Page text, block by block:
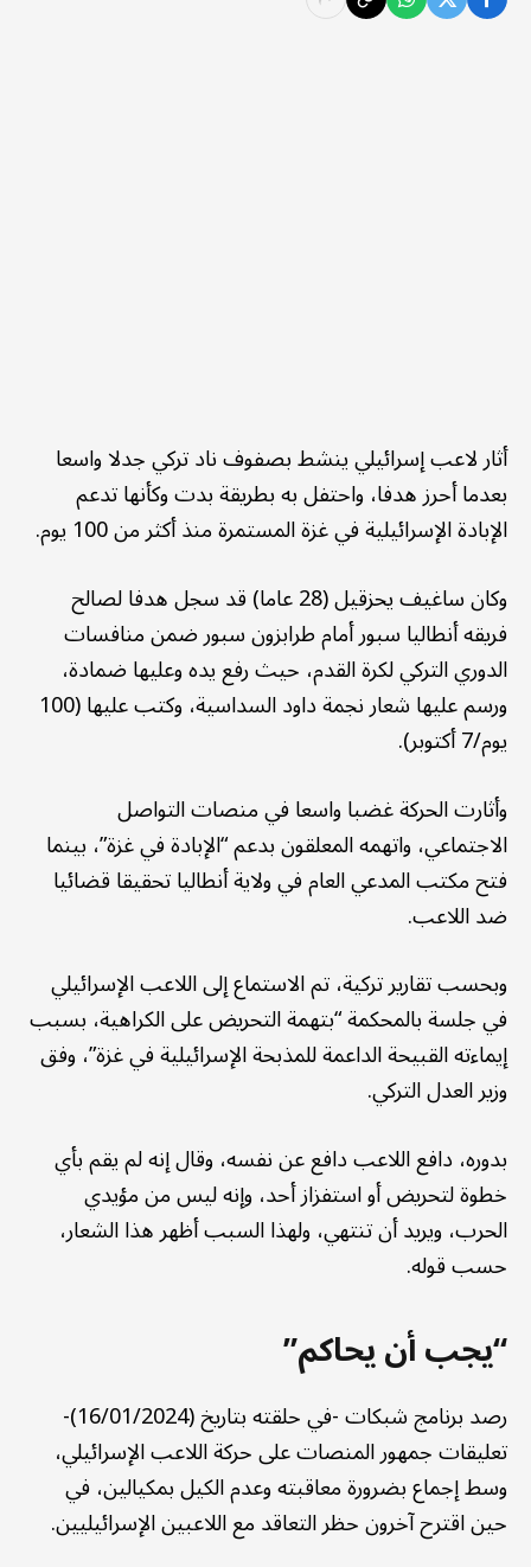
أثار لاعب إسرائيلي ينشط بصفوف ناد تركي جدلا واسعا
بعدما أحرز هدفا، واحتفل به بطريقة بدت وكأنها تدعم
الإبادة الإسرائيلية في غزة المستمرة منذ أكثر من 100 يوم.
وكان ساغيف يحزقيل (28 عاما) قد سجل هدفا لصالح
فريقه أنطاليا سبور أمام طرابزون سبور ضمن منافسات
الدوري التركي لكرة القدم، حيث رفع يده وعليها ضمادة،
ورسم عليها شعار نجمة داود السداسية، وكتب عليها (100
يوم/7 أكتوبر).
وأثارت الحركة غضبا واسعا في منصات التواصل
الاجتماعي، واتهمه المعلقون بدعم “الإبادة في غزة”، بينما
فتح مكتب المدعي العام في ولاية أنطاليا تحقيقا قضائيا
ضد اللاعب.
وبحسب تقارير تركية، تم الاستماع إلى اللاعب الإسرائيلي
في جلسة بالمحكمة “بتهمة التحريض على الكراهية، بسبب
إيماءته القبيحة الداعمة للمذبحة الإسرائيلية في غزة”، وفق
وزير العدل التركي.
بدوره، دافع اللاعب دافع عن نفسه، وقال إنه لم يقم بأي
خطوة لتحريض أو استفزاز أحد، وإنه ليس من مؤيدي
الحرب، ويريد أن تنتهي، ولهذا السبب أظهر هذا الشعار،
حسب قوله.
“يجب أن يحاكم”
رصد برنامج شبكات -في حلقته بتاريخ (16/01/2024)-
تعليقات جمهور المنصات على حركة اللاعب الإسرائيلي،
وسط إجماع بضرورة معاقبته وعدم الكيل بمكيالين، في
حين اقترح آخرون حظر التعاقد مع اللاعبين الإسرائيليين.